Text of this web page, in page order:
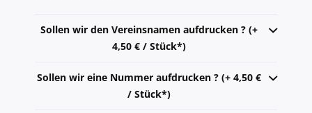
Sollen wir den Vereinsnamen aufdrucken ? (+
4,50 € / Stück*)
Sollen wir eine Nummer aufdrucken ? (+ 4,50 €
/ Stück*)